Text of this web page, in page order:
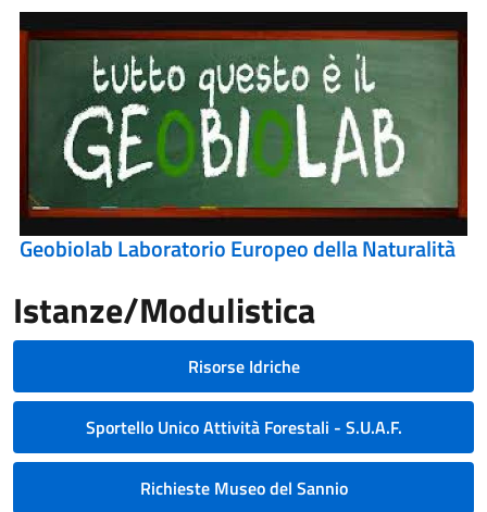
Geobiolab Laboratorio Europeo della Naturalità
Istanze/Modulistica
Risorse Idriche
Sportello Unico Attività Forestali - S.U.A.F.
Richieste Museo del Sannio